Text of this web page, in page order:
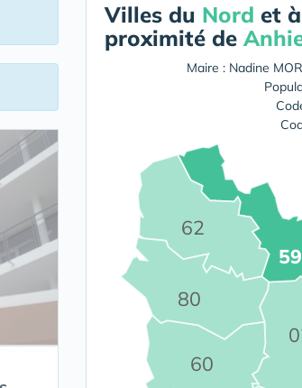
Villes du Nord et à
proximité de
Maire : Nadine
59
60
62
80